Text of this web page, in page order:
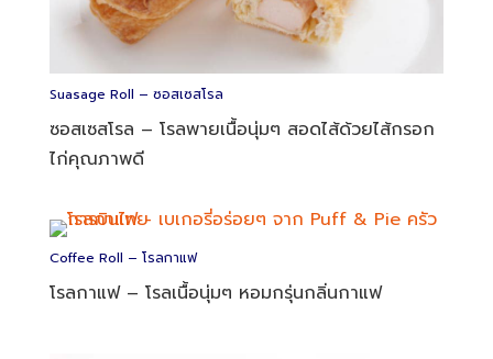
Suasage Roll – ซอสเซสโรล
ซอสเซสโรล – โรลพายเนื้อนุ่มๆ สอดไส้ด้วยไส้กรอก
ไก่คุณภาพดี
Coffee Roll – โรลกาแฟ
โรลกาแฟ – โรลเนื้อนุ่มๆ หอมกรุ่นกลิ่นกาแฟ